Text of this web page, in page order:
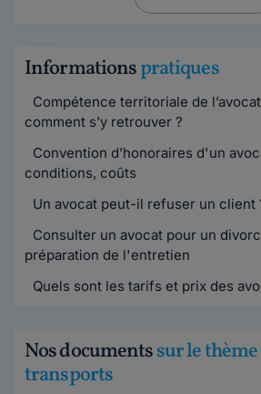
Informationspratiques
Compétence territoriale de
comment s’y retrouver ?
Convention d’honoraires d'un
conditions, coûts
Un avocat peut-il refuser un client
Consulter un avocat pour un
préparation de l'entretien
Quels sont les tarifs et prix des
Nos documentssur le
transports